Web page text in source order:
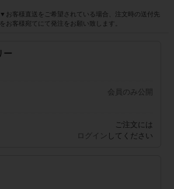
▼お客様直送をご希望されている場合、注文時の送付先
をお客様宛てにて発注をお願い致します。
ー
会員のみ公開
ご注文には
ログイン してください